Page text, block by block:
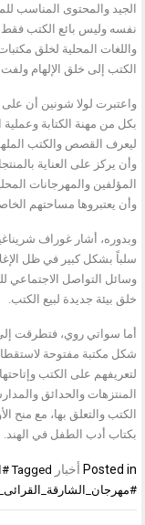
الجيد والمحتوى المناسب
نفسه وليس بائع الكتب
واللغات المحلية لخلق
الكتب إلى خلق الإلهام
واعتبرت لولا شونين أن
بكل من مهنة الكتابة
ليعرف القصص والكتب
وأن يركز على العناية
المؤلفين والمهرجانات
وأن يعتبروها مساحتهم
وبدوره، أشار غوراف
سلباً بشكل كبير في ظل
وسائل التواصل الاجتماعي
خلق بيئة جديدة لبيع الكتب.
أما سواتي روي، فتطرقت
شكل مكتبة مفتوحة
لتعريفهم على الكتب
المنتزهات والحدائق
الكتب والتعلق بها، مع منح
بكتاب أدب الطفل في الهند.
Posted in أخبار Tagged